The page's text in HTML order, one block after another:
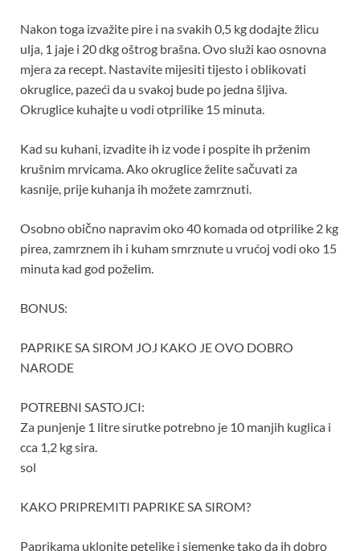
Nakon toga izvažite pire i na svakih 0,5 kg dodajte žlicu
ulja, 1 jaje i 20 dkg oštrog brašna. Ovo služi kao osnovna
mjera za recept. Nastavite mijesiti tijesto i oblikovati
okruglice, pazeći da u svakoj bude po jedna šljiva.
Okruglice kuhajte u vodi otprilike 15 minuta.
Kad su kuhani, izvadite ih iz vode i pospite ih prženim
krušnim mrvicama. Ako okruglice želite sačuvati za
kasnije, prije kuhanja ih možete zamrznuti.
Osobno obično napravim oko 40 komada od otprilike 2 kg
pirea, zamrznem ih i kuham smrznute u vrućoj vodi oko 15
minuta kad god poželim.
BONUS:
PAPRIKE SA SIROM JOJ KAKO JE OVO DOBRO
NARODE
POTREBNI SASTOJCI:
Za punjenje 1 litre sirutke potrebno je 10 manjih kuglica i
cca 1,2 kg sira.
sol
KAKO PRIPREMITI PAPRIKE SA SIROM?
Paprikama uklonite peteljke i sjemenke tako da ih dobro